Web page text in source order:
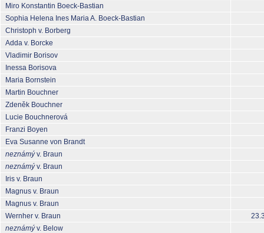
Miro Konstantin Boeck-Bastian
Sophia Helena Ines Maria A. Boeck-Bastian
Christoph v. Borberg
Adda v. Borcke
Vladimir Borisov
Inessa Borisova
Maria Bornstein
Martin Bouchner
Zdeněk Bouchner
Lucie Bouchnerová
Franzi Boyen
Eva Susanne von Brandt
neznámýv. Braun
neznámýv. Braun
Iris v. Braun
Magnus v. Braun
Magnus v. Braun
Wernher v. Braun
neznámýv. Below